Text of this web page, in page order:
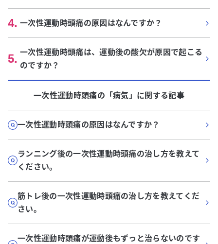
4. 一次性運動時頭痛の原因はなんですか？
5. 一次性運動時頭痛は、運動後の酸欠が原因で起こる
のですか？
一次性運動時頭痛の「病気 」に関する記事
一次性運動時頭痛の原因はなんですか？
ランニング後の一次性運動時頭痛の治し方を教えて
ください。
筋トレ後の一次性運動時頭痛の治し方を教えてくだ
さい。
一次性運動時頭痛が運動後もずっと治らないのです